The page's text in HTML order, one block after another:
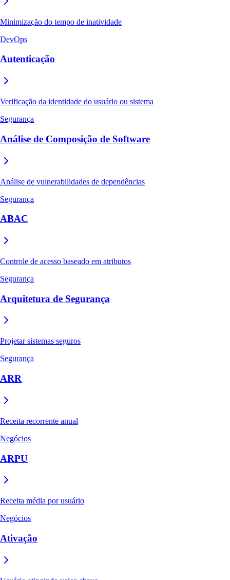
Minimização do tempo de inatividade
DevOps
Autenticação
Verificação da identidade do usuário ou sistema
Segurança
Análise de Composição de Software
Análise de vulnerabilidades de dependências
Segurança
ABAC
Controle de acesso baseado em atributos
Segurança
Arquitetura de Segurança
Projetar sistemas seguros
Segurança
ARR
Receita recorrente anual
Negócios
ARPU
Receita média por usuário
Negócios
Ativação